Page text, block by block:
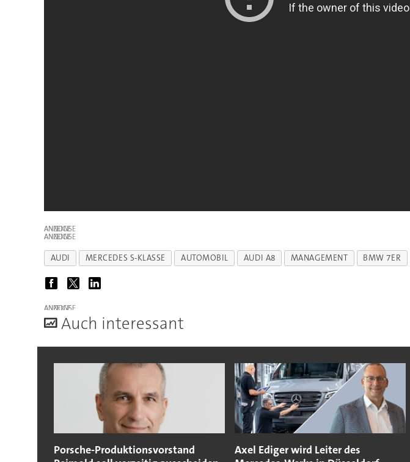
ANZEIGE
ANZEIGE
AUDI MERCEDES S-KLASSE AUTOMOBIL AUDI A8 MANAGEMENT BMW 7ER
ANZEIGE
Auch interessant
Porsche-Produktionsvorstand
Axel Ediger wird Leiter des